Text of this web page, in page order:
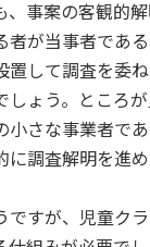
事案の客観的
が当事者であ
して調査を委
ょう。ところ
さな事業者で
調査解明を進
すが、児童ク